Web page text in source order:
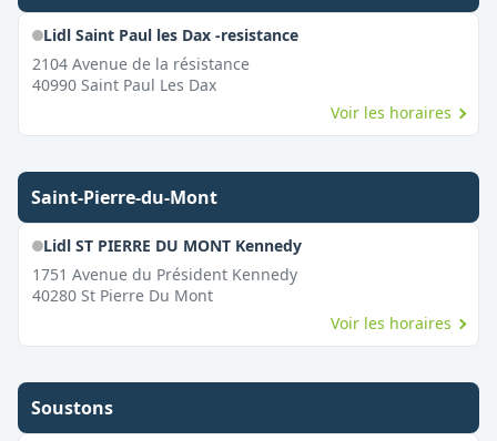
Lidl Saint Paul les Dax -resistance
2104 Avenue de la résistance
40990 Saint Paul Les Dax
Voir les horaires
Saint-Pierre-du-Mont
Lidl ST PIERRE DU MONT Kennedy
1751 Avenue du Président Kennedy
40280 St Pierre Du Mont
Voir les horaires
Soustons